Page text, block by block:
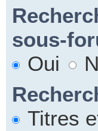
sous-
Oui
Titres